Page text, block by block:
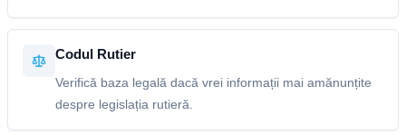
Codul Rutier
Verifică baza legală dacă vrei informații mai amănunțite
despre legislația rutieră.